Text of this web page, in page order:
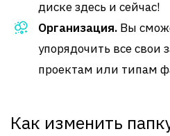
диске здесь и сейчас!
Организация. Вы
упорядочить все свои
проектам или типам
Как изменить